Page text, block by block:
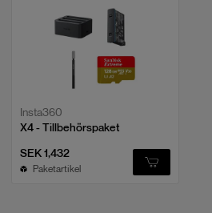
Insta360
X4 - Tillbehörspaket
SEK 1,432
Paketartikel